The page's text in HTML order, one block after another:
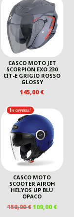
€.
€.
CASCO MOTO JET
SCORPION EXO 230
CIT-E GRIGIO ROSSO
GLOSSY
145,00€
In offerta!
CASCO MOTO
SCOOTER AIROH
HELYOS UP BLU
OPACO
150,00€ IL
109,00€IL